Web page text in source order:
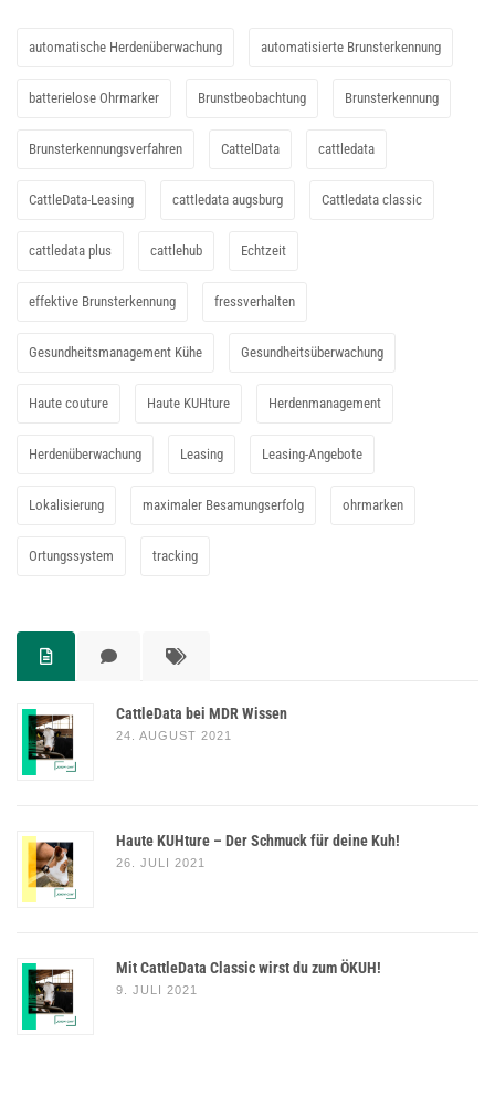
automatische Herdenüberwachung automatisierte Brunsterkennung
batterielose Ohrmarker Brunstbeobachtung Brunsterkennung
Brunsterkennungsverfahren CattelData cattledata
CattleData-Leasing cattledata augsburg Cattledata classic
cattledata plus cattlehub Echtzeit
effektive Brunsterkennung fressverhalten
Gesundheitsmanagement Kühe Gesundheitsüberwachung
Haute couture Haute KUHture Herdenmanagement
Herdenüberwachung Leasing Leasing-Angebote
Lokalisierung maximaler Besamungserfolg ohrmarken
Ortungssystem tracking
CattleData bei MDR Wissen
24. AUGUST 2021
Haute KUHture – Der Schmuck für deine Kuh!
26. JULI 2021
Mit CattleData Classic wirst du zum ÖKUH!
9. JULI 2021